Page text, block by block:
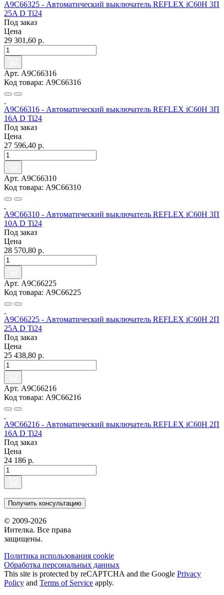
A9C66325 - Автоматический выключатель REFLEX iC60H 3П
25A D Ti24
Под заказ
Цена
29 301,60 р.
Арт. A9C66316
Код товара: A9C66316
A9C66316 - Автоматический выключатель REFLEX iC60H 3П
16A D Ti24
Под заказ
Цена
27 596,40 р.
Арт. A9C66310
Код товара: A9C66310
A9C66310 - Автоматический выключатель REFLEX iC60H 3П
10A D Ti24
Под заказ
Цена
28 570,80 р.
Арт. A9C66225
Код товара: A9C66225
A9C66225 - Автоматический выключатель REFLEX iC60H 2П
25A D Ti24
Под заказ
Цена
25 438,80 р.
Арт. A9C66216
Код товара: A9C66216
A9C66216 - Автоматический выключатель REFLEX iC60H 2П
16A D Ti24
Под заказ
Цена
24 186 р.
Получить консультацию
© 2009-2026
Интелка. Все права
защищены.
Политика использования сookie
Обработка персональных данных
This site is protected by reCAPTCHA and the Google Privacy
Policy and Terms of Service apply.